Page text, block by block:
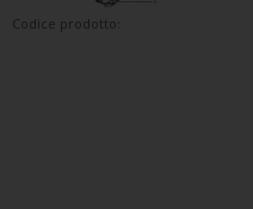
Codice prodotto: